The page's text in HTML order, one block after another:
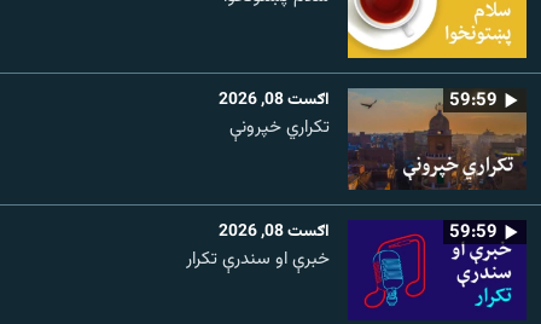
59:59 اګست 08, 2026
تکراري خپرونې
59:59 اګست 08, 2026
خبرې او سندرې تکرار